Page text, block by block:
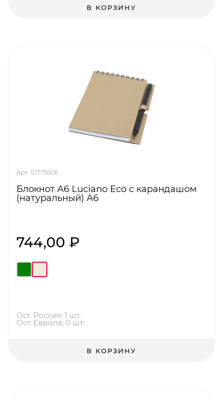
В КОРЗИНУ
Арт. 10775006
Блокнот A6 Luciano Eco с карандашом
(натуральный) A6
744,00 ₽
Ост. Россия: 1 шт.
Ост. Европа: 0 шт.
В КОРЗИНУ